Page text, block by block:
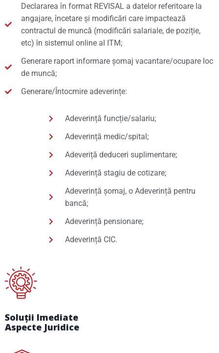
Declararea în format REVISAL a datelor referitoare la
angajare, încetare și modificări care impactează
contractul de muncă (modificări salariale, de poziție,
etc) în sistemul online al ITM;
Generare raport informare șomaj vacantare/ocupare loc
de muncă;
Generare/Întocmire adeverințe:
Adeverință funcție/salariu;
Adeverință medic/spital;
Adeveriță deduceri suplimentare;
Adeverință stagiu de cotizare;
Adeverință șomaj, o Adeverință pentru
bancă;
Adeverință pensionare;
Adeverință CIC.
Soluții Imediate
Aspecte Juridice